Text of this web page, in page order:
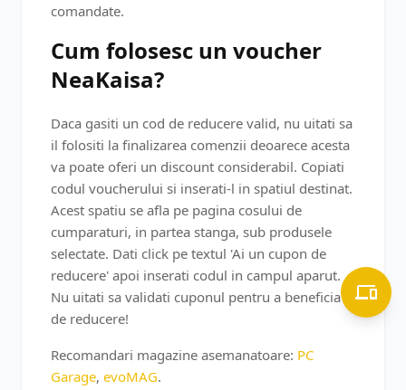
comandate.
Cum folosesc un voucher
NeaKaisa?
Daca gasiti un cod de reducere valid, nu uitati sa
il folositi la finalizarea comenzii deoarece acesta
va poate oferi un discount considerabil. Copiati
codul voucherului si inserati-l in spatiul destinat.
Acest spatiu se afla pe pagina cosului de
cumparaturi, in partea stanga, sub produsele
selectate. Dati click pe textul 'Ai un cupon de
reducere' apoi inserati codul in campul aparut.
Nu uitati sa validati cuponul pentru a beneficia
de reducere!
Recomandari magazine asemanatoare: PC
Garage, evoMAG.